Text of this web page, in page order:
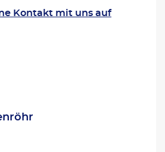
Kontakt mit uns auf